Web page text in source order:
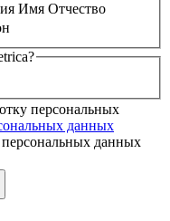
Имя Отчество
персональных
данных
данных